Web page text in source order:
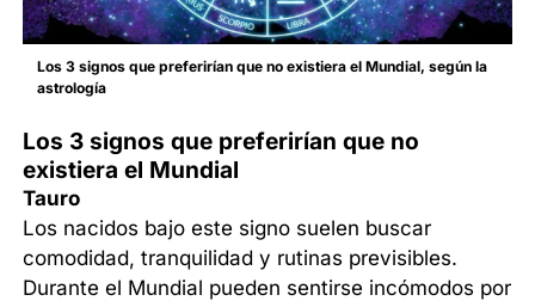
Los 3 signos que preferirían que no existiera el Mundial, según la
astrología
Los 3 signos que preferirían que no
existiera el Mundial
Tauro
Los nacidos bajo este signo suelen buscar
comodidad, tranquilidad y rutinas previsibles.
Durante el Mundial pueden sentirse incómodos por